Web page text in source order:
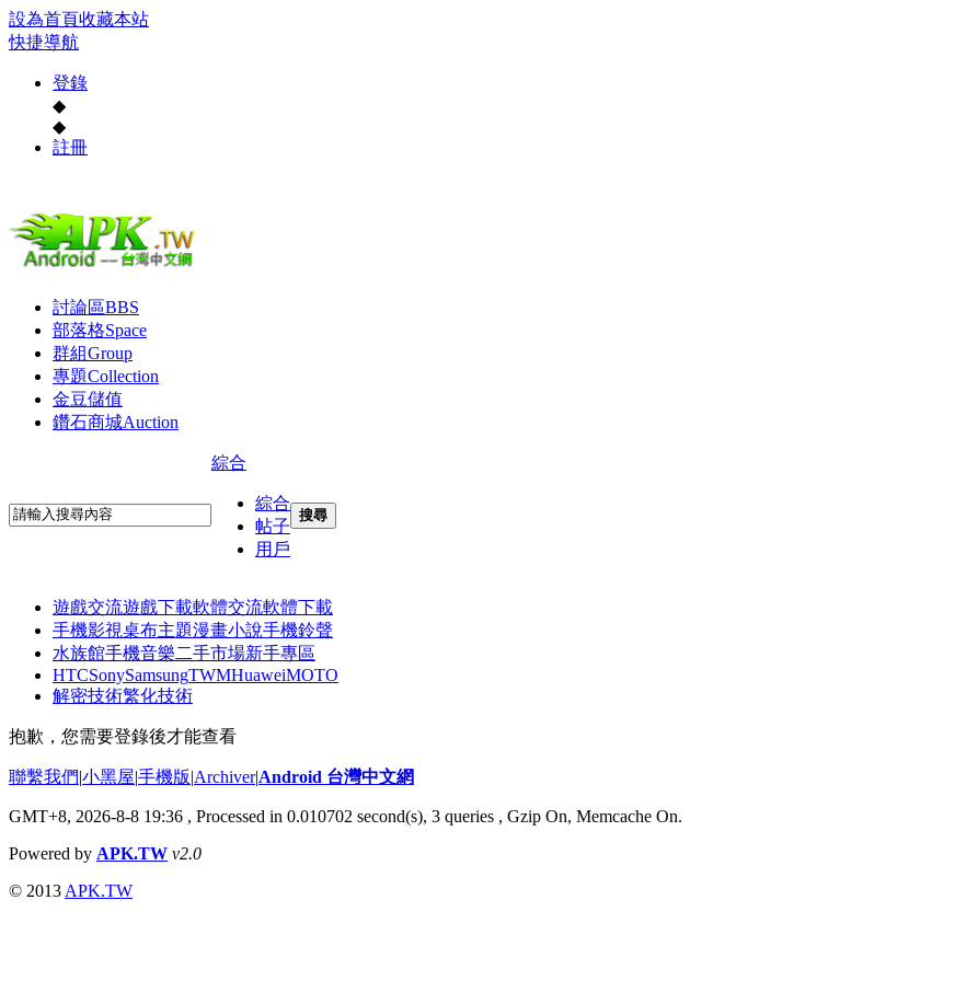
設為首頁收藏本站
快捷導航
登錄
◆
◆
註冊
討論區BBS
部落格Space
群組Group
專題Collection
金豆儲值
鑽石商城Auction
綜合
綜合
帖子
用戶
搜尋
遊戲交流遊戲下載軟體交流軟體下載
手機影視桌布主題漫畫小說手機鈴聲
水族館手機音樂二手市場新手專區
HTCSonySamsungTWMHuaweiMOTO
解密技術繁化技術
抱歉，您需要登錄後才能查看
聯繫我們|小黑屋|手機版|Archiver|Android 台灣中文網
GMT+8, 2026-8-8 19:36 , Processed in 0.010702 second(s), 3 queries , Gzip On, Memcache On.
Powered by APK.TW v2.0
© 2013 APK.TW